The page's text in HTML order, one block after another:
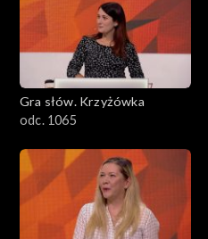
Gra słów. Krzyżówka
odc. 1065